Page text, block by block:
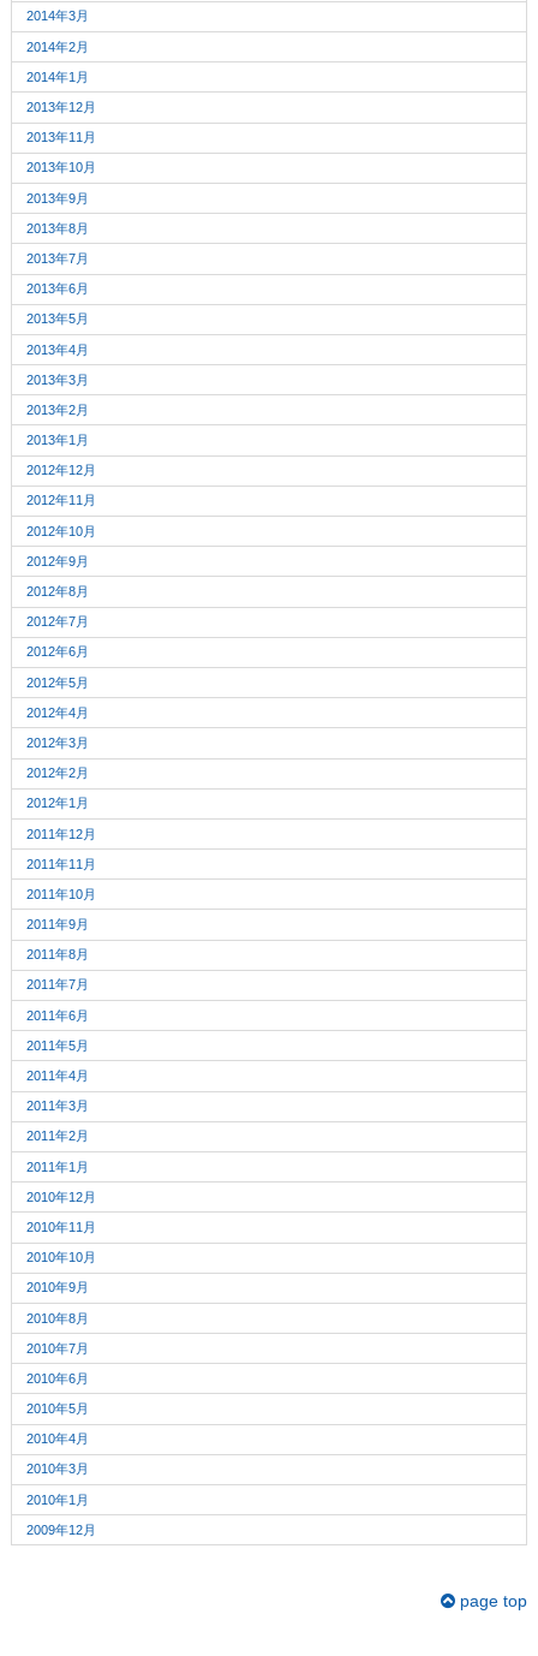
2014年3月
2014年2月
2014年1月
2013年12月
2013年11月
2013年10月
2013年9月
2013年8月
2013年7月
2013年6月
2013年5月
2013年4月
2013年3月
2013年2月
2013年1月
2012年12月
2012年11月
2012年10月
2012年9月
2012年8月
2012年7月
2012年6月
2012年5月
2012年4月
2012年3月
2012年2月
2012年1月
2011年12月
2011年11月
2011年10月
2011年9月
2011年8月
2011年7月
2011年6月
2011年5月
2011年4月
2011年3月
2011年2月
2011年1月
2010年12月
2010年11月
2010年10月
2010年9月
2010年8月
2010年7月
2010年6月
2010年5月
2010年4月
2010年3月
2010年1月
2009年12月
page top